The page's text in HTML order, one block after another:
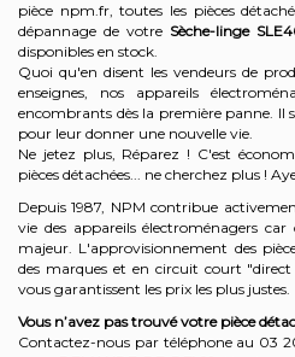
pièce npm.fr, toutes les pièces
dépannage de votre Sèche-linge
disponibles en stock.
Quoi qu'en disent les vendeurs de
enseignes, nos appareils
encombrants dès la première panne. Il
pour leur donner une nouvelle vie.
Ne jetez plus, Réparez ! C'est
pièces détachées... ne cherchez plus !
Depuis 1987, NPM contribue
vie des appareils électroménagers
majeur. L'approvisionnement des
des marques et en circuit court
vous garantissent les prix les plus justes.
Vous n’avez pas trouvé votre pièce
Contactez-nous par téléphone au 03